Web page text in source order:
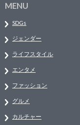
MENU
SDGs
ジェンダー
ライフスタイル
エンタメ
ファッション
グルメ
カルチャー